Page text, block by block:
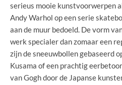
serieus mooie kunstvoorwerpen
Andy Warhol op een serie
aan de muur bedoeld. De vorm
werk specialer dan zomaar een
zijn de sneeuwbollen gebaseerd
Kusama of een prachtig
van Gogh door de Japanse